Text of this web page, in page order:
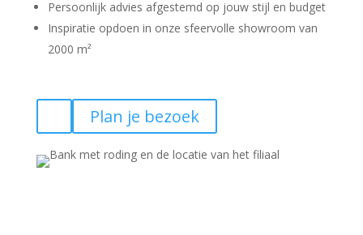
Persoonlijk advies afgestemd op jouw stijl en budget
Inspiratie opdoen in onze sfeervolle showroom van
2000 m²
Plan je bezoek